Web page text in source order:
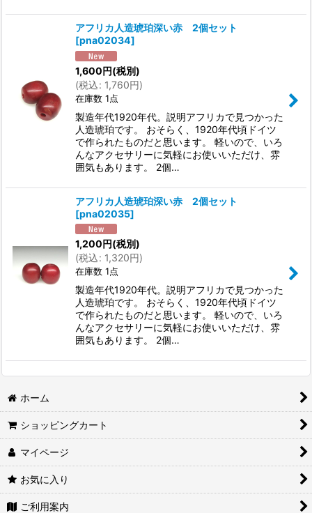
アフリカ人造琥珀深い赤 2個セット
[pna02034]
1,600円(税別)
(税込: 1,760円)
在庫数 1点
製造年代1920年代。説明アフリカで見つかった
人造琥珀です。 おそらく、1920年代頃ドイツ
で作られたものだと思います。 軽いので、いろ
んなアクセサリーに気軽にお使いいただけ、雰
囲気もあります。 2個…
アフリカ人造琥珀深い赤 2個セット
[pna02035]
1,200円(税別)
(税込: 1,320円)
在庫数 1点
製造年代1920年代。説明アフリカで見つかった
人造琥珀です。 おそらく、1920年代頃ドイツ
で作られたものだと思います。 軽いので、いろ
んなアクセサリーに気軽にお使いいただけ、雰
囲気もあります。 2個…
ホーム
ショッピングカート
マイページ
お気に入り
ご利用案内